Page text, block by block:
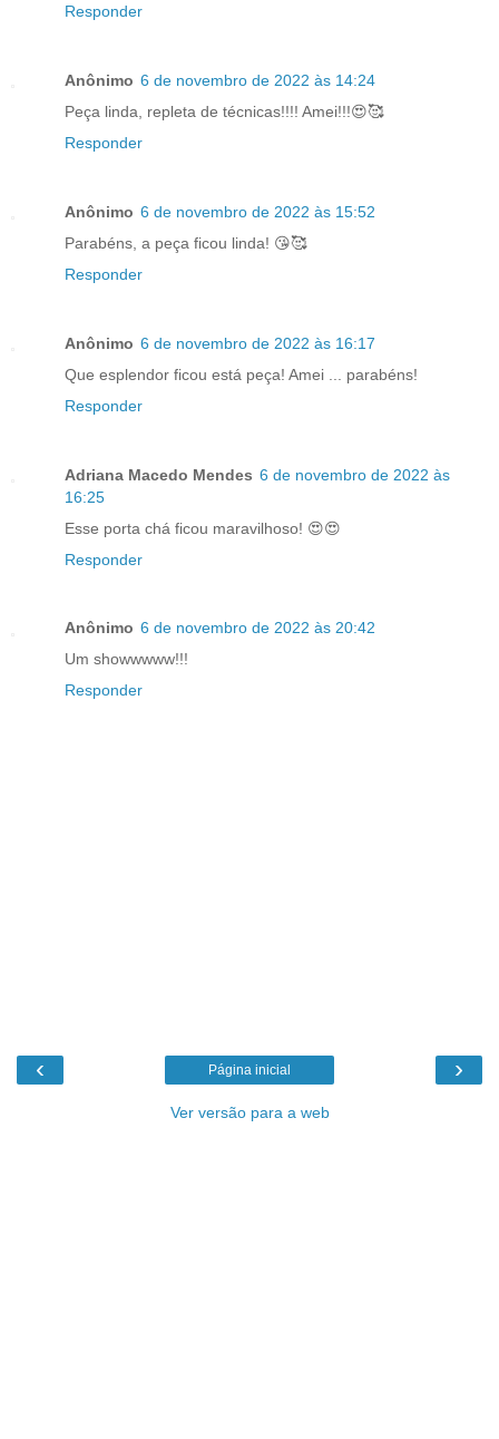
Responder
Anônimo 6 de novembro de 2022 às 14:24
Peça linda, repleta de técnicas!!!! Amei!!!😍🥰
Responder
Anônimo 6 de novembro de 2022 às 15:52
Parabéns, a peça ficou linda! 😘🥰
Responder
Anônimo 6 de novembro de 2022 às 16:17
Que esplendor ficou está peça! Amei ... parabéns!
Responder
Adriana Macedo Mendes 6 de novembro de 2022 às
16:25
Esse porta chá ficou maravilhoso! 😍😍
Responder
Anônimo 6 de novembro de 2022 às 20:42
Um showwwww!!!
Responder
‹ ›
Página inicial
Ver versão para a web